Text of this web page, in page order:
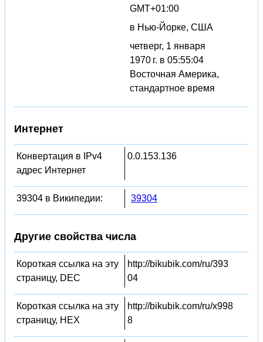
GMT+01:00
в Нью-Йорке, США
четверг, 1 января
1970 г. в 05:55:04
Восточная Америка,
стандартное время
Интернет
Конвертация в IPv4
адрес Интернет
0.0.153.136
39304 в Википедии: 39304
Другие свойства числа
Короткая ссылка на эту
страницу, DEC
http://bikubik.com/ru/393
04
Короткая ссылка на эту
страницу, HEX
http://bikubik.com/ru/x998
8